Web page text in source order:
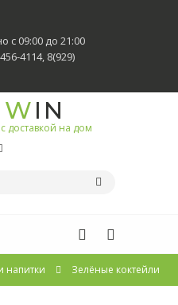
с 09:00 до 21:00
4114, 8(929)
WIN
доставкой на дом
напитки Зелёные коктейли